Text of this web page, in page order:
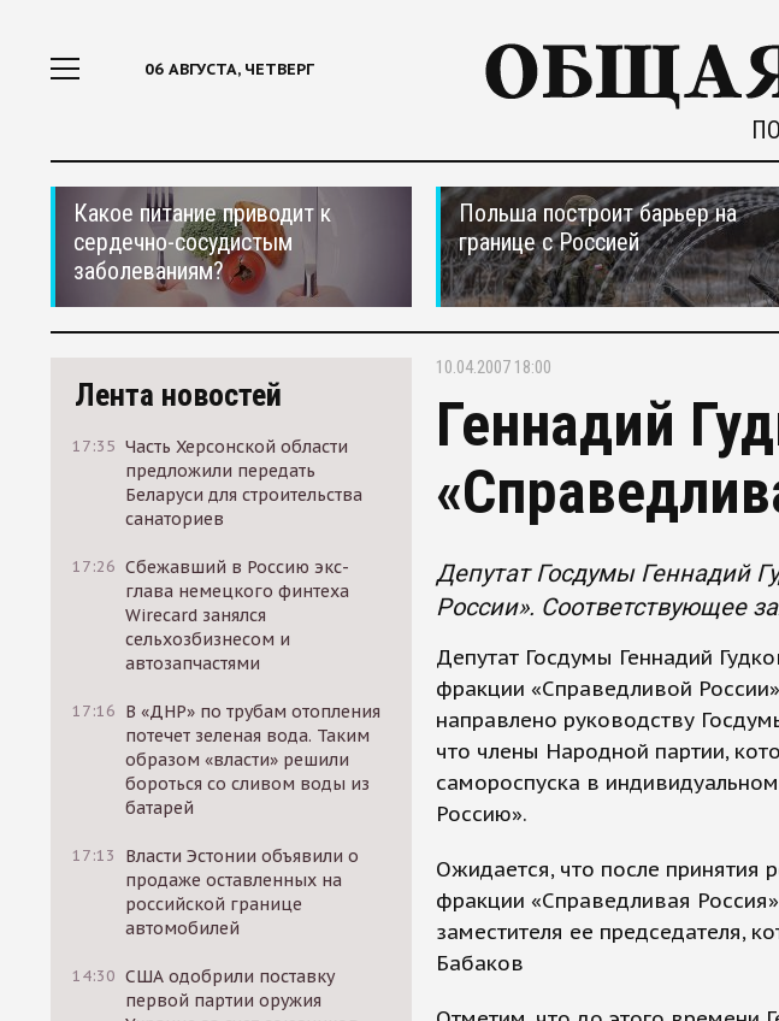
06 АВГУСТА, ЧЕТВЕРГ
Какое питание приводит к
сердечно-сосудистым
заболеваниям?
Польша построит барьер на
границе с Россией
Лента новостей
17:35 Часть Херсонской области
предложили передать
Беларуси для строительства
санаториев
17:26 Сбежавший в Россию экс-
глава немецкого финтеха
Wirecard занялся
сельхозбизнесом и
автозапчастями
17:16 В «ДНР» по трубам отопления
потечет зеленая вода. Таким
образом «власти» решили
бороться со сливом воды из
батарей
17:13
Власти Эстонии объявили о
продаже оставленных на
российской границе
автомобилей
14:30 США одобрили поставку
первой партии оружия
10.04.2007 18:00
Геннадий
Депутат Госдумы Геннадий
России». Соответствующее
Депутат Госдумы Геннадий
фракции «Справедливой
направлено руководству
что члены Народной партии,
самороспуска в
Россию».
Ожидается, что после принятия
фракции «Справедливая
заместителя ее председателя,
Бабаков